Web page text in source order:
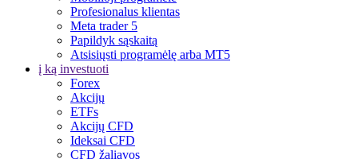
Profesionalus klientas
Meta trader 5
Papildyk sąskaitą
Atsisiųsti programėlę arba MT5
į ką investuoti
Forex
Akcijų
ETFs
Akcijų CFD
Ideksai CFD
CFD žaliavos